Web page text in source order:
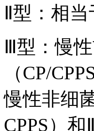
Ⅱ型：相
Ⅲ型：慢
（CP/
慢性非细
CPPS）